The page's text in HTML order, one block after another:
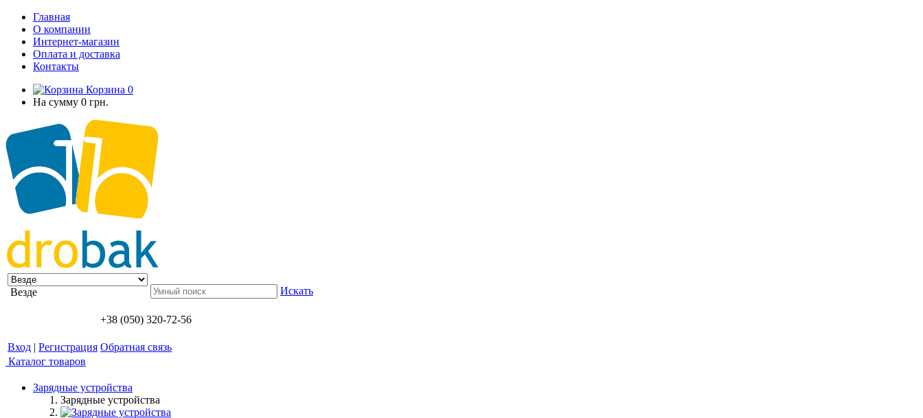
Главная
О компании
Интернет-магазин
Оплата и доставка
Контакты
Корзина 0
На сумму 0 грн.
Везде Искать
+38 (050) 320-72-56
Вход | Регистрация Обратная связь
Каталог товаров
Зарядные устройства
Зарядные устройства